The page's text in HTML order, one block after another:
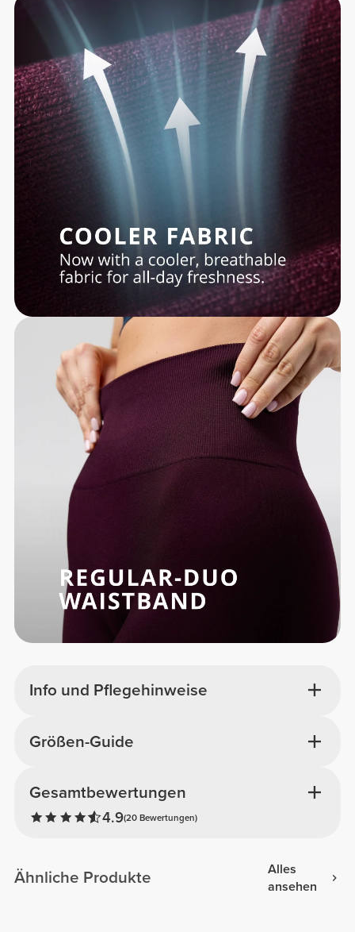
Info und Pflegehinweise
Gesamtbewertungen
4.9(20 Bewertungen)
Größen-Guide
Ähnliche Produkte
Alles
ansehen